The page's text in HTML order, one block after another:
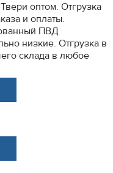
оптом. Отгрузка
и оплаты.
ПВД
низкие. Отгрузка в
склада в любое